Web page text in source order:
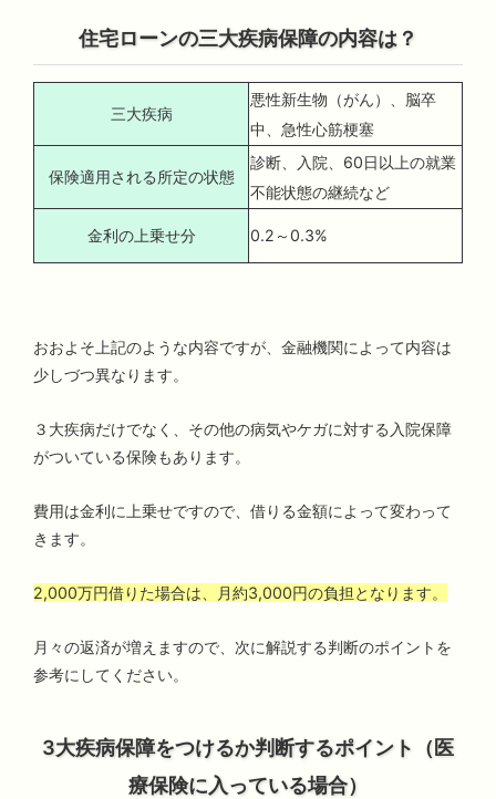
住宅ローンの三大疾病保障の内容は？
三大疾病
悪性新生物（がん）、脳卒
中、急性心筋梗塞
保険適用される所定の状態
診断、入院、60日以上の就業
不能状態の継続など
金利の上乗せ分 0.2～0.3%
おおよそ上記のような内容ですが、金融機関によって内容は
少しづつ異なります。
３大疾病だけでなく、その他の病気やケガに対する入院保障
がついている保険もあります。
費用は金利に上乗せですので、借りる金額によって変わって
きます。
2,000万円借りた場合は、月約3,000円の負担となります。
月々の返済が増えますので、次に解説する判断のポイントを
参考にしてください。
3大疾病保障をつけるか判断するポイント（医
療保険に入っている場合）